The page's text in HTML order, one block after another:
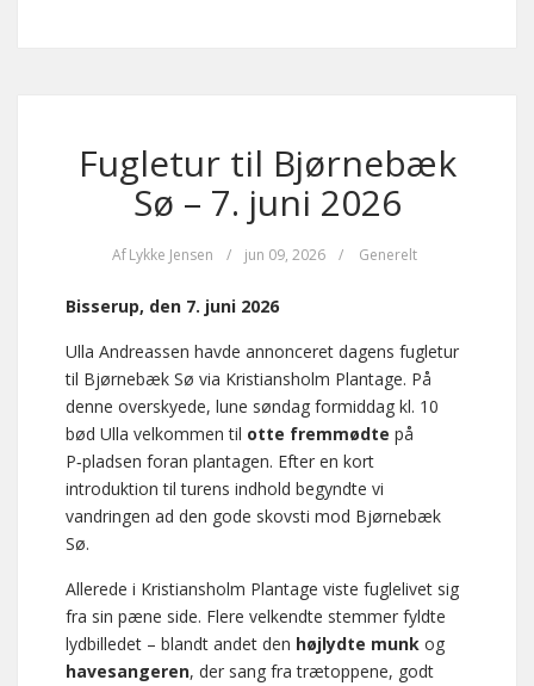
Fugletur til Bjørnebæk
Sø – 7. juni 2026
Af Lykke Jensen / jun 09, 2026 / Generelt
Bisserup, den 7. juni 2026
Ulla Andreassen havde annonceret dagens fugletur
til Bjørnebæk Sø via Kristiansholm Plantage. På
denne overskyede, lune søndag formiddag kl. 10
bød Ulla velkommen til otte fremmødte på
P‑pladsen foran plantagen. Efter en kort
introduktion til turens indhold begyndte vi
vandringen ad den gode skovsti mod Bjørnebæk
Sø.
Allerede i Kristiansholm Plantage viste fuglelivet sig
fra sin pæne side. Flere velkendte stemmer fyldte
lydbilledet – blandt andet den højlydte munk og
havesangeren, der sang fra trætoppene, godt